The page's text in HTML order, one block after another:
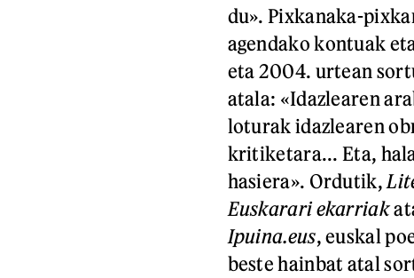
du». Pixkanaka-
agendako kontuak
eta 2004. urtean
atala: «Idazlearen
loturak idazlearen
kritiketara... Eta,
hasiera». Ordutik,
Euskarari ekarriak
Ipuina.eus, euskal
beste hainbat atal